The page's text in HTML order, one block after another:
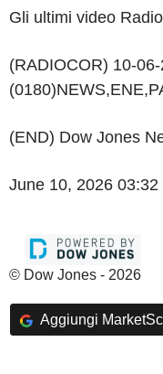
Gli ultimi video
(RADIOCOR) 10-
(END) Dow Jones
June 10, 2026
© Dow Jones - 2026
Aggiungi